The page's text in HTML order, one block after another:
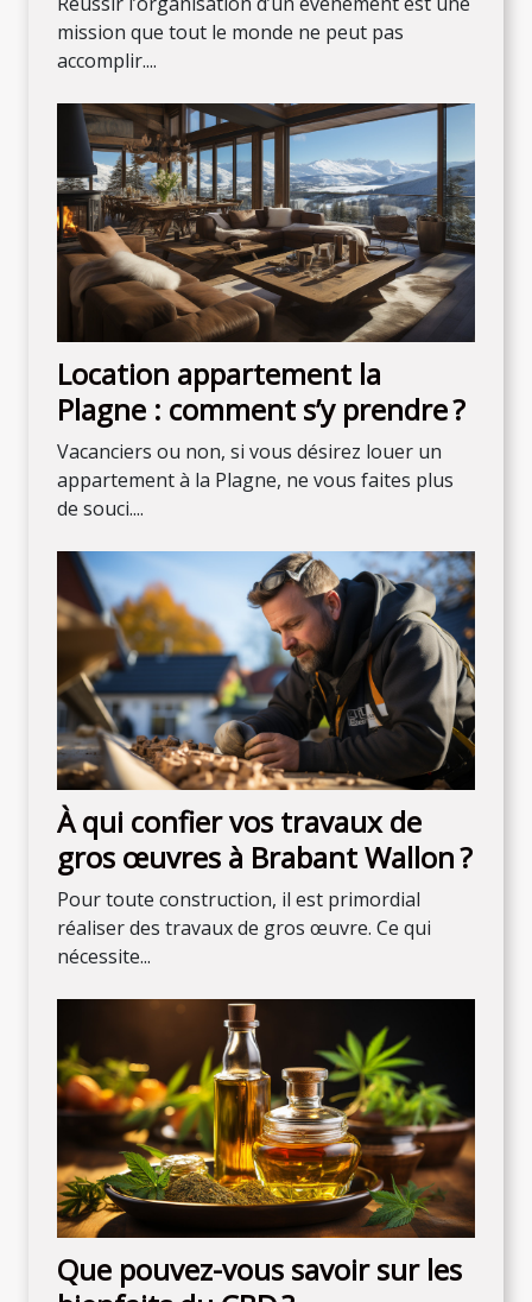
mission que tout le monde ne peut pas
accomplir....
Location appartement la
Plagne : comment s’y prendre ?
Vacanciers ou non, si vous désirez louer un
appartement à la Plagne, ne vous faites plus
de souci....
À qui confier vos travaux de
gros œuvres à Brabant Wallon ?
Pour toute construction, il est primordial
réaliser des travaux de gros œuvre. Ce qui
nécessite...
Que pouvez-vous savoir sur les